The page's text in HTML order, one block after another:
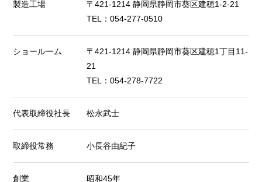
製造工場
〒421-1214 静岡県静岡市葵区建穂1-2-21
TEL：054-277-0510
ショールーム
〒421-1214 静岡県静岡市葵区建穂1丁目11-
21
TEL：054-278-7722
代表取締役社長 松永武士
取締役常務 小長谷由紀子
創業 昭和45年